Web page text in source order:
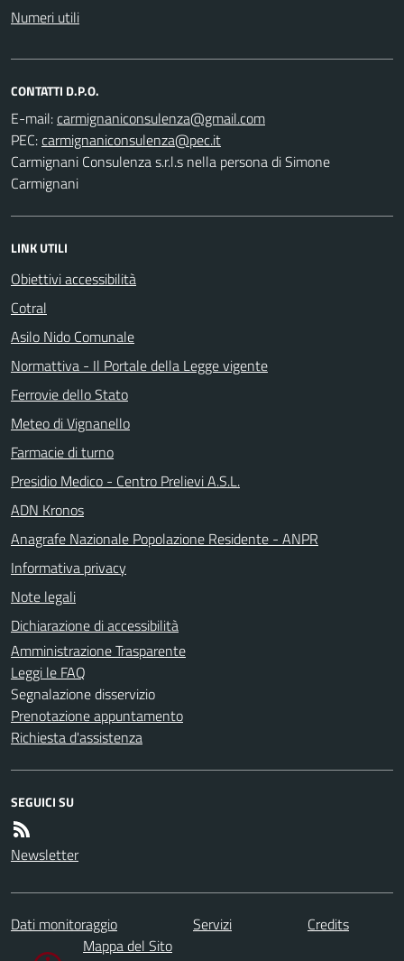
Numeri utili
CONTATTI D.P.O.
E-mail:
PEC:
Carmignani Consulenza s.r.l.s nella persona di Simone
Carmignani
LINK UTILI
Obiettivi accessibilità
Cotral
Asilo Nido Comunale
Normattiva - Il Portale della Legge vigente
Ferrovie dello Stato
Meteo di Vignanello
Farmacie di turno
Presidio Medico - Centro Prelievi A.S.L.
ADN Kronos
Anagrafe Nazionale Popolazione Residente - ANPR
Informativa privacy
Note legali
Dichiarazione di accessibilità
Amministrazione Trasparente
Leggi le FAQ
Segnalazione disservizio
Prenotazione appuntamento
Richiesta d'assistenza
SEGUICI SU
Newsletter
Dati monitoraggio Servizi
Credits
Mappa del Sito